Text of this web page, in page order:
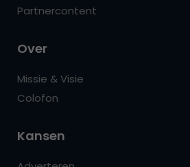
Partnercontent
Over
Missie & Visie
Colofon
Kansen